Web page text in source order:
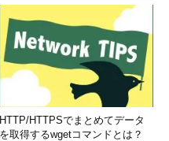
HTTP/HTTPSでまとめてデータ
を取得するwgetコマンドとは？